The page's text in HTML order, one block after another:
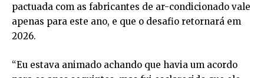
pactuada com as fabricantes de ar-condicionado vale
apenas para este ano, e que o desafio retornará em
2026.
“Eu estava animado achando que havia um acordo